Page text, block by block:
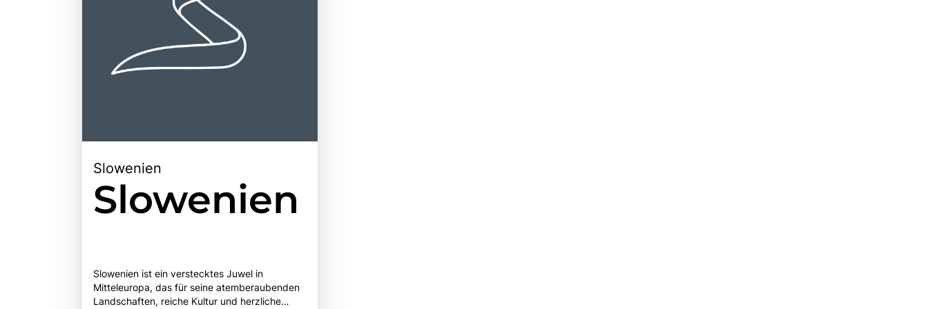
Slowenien
Slowenien
Slowenien ist ein verstecktes Juwel in
Mitteleuropa, das für seine atemberaubenden
Landschaften, reiche Kultur und herzliche